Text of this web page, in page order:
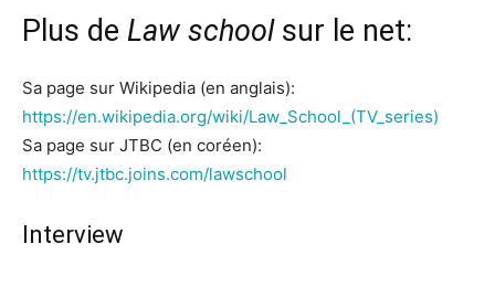
Plus de Law schoolsur le net:
Sa page sur Wikipedia (en anglais):
https://en.wikipedia.org/wiki/Law_School_(TV_series)
Sa page sur JTBC (en coréen):
https://tv.jtbc.joins.com/lawschool
Interview